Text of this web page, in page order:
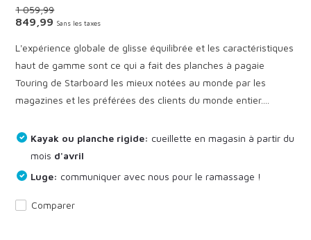
1 059,99
849,99 Sans les taxes
L'expérience globale de glisse équilibrée et les caractéristiques
haut de gamme sont ce qui a fait des planches à pagaie
Touring de Starboard les mieux notées au monde par les
magazines et les préférées des clients du monde entier....
Kayak ou planche rigide: cueillette en magasin à partir du
mois d'avril
Luge: communiquer avec nous pour le ramassage !
Comparer